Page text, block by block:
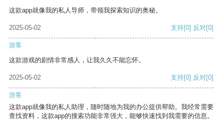
这款app就像我的私人导师，带领我探索知识的奥秘。
2025-05-02 支持[0] 反对[0]
游客
这款游戏的剧情非常感人，让我久久不能忘怀。
2025-05-02 支持[0] 反对[0]
游客
这款app就像我的私人助理，随时随地为我的办公提供帮助。我经常需要
查找资料，这款app的搜索功能非常强大，能够快速找到我需要的信息。